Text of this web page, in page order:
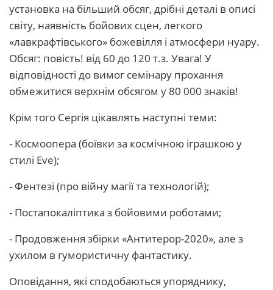
установка на більший обсяг, дрібні деталі в описі
світу, наявність бойових сцен, легкого
«лавкрафтівського» божевілля і атмосфери нуару.
Обсяг: повість! від 60 до 120 т.з. Увага! У
відповідності до вимог семінару прохання
обмежитися верхнім обсягом у 80 000 знаків!
Крім того Сергія цікавлять наступні теми:
- Космоопера (боївки за космічною іграшкою у
стилі Eve);
- Фентезі (про війну магії та технологій);
- Постапокаліптика з бойовими роботами;
- Продовження збірки «Антитерор-2020», але з
ухилом в гумористичну фантастику.
Оповідання, які сподобаються упоряднику,